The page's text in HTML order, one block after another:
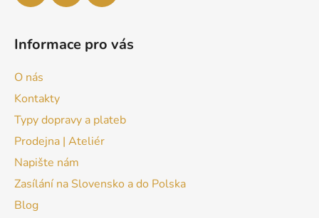
Informace pro vás
O nás
Kontakty
Typy dopravy a plateb
Prodejna | Ateliér
Napište nám
Zasílání na Slovensko a do Polska
Blog